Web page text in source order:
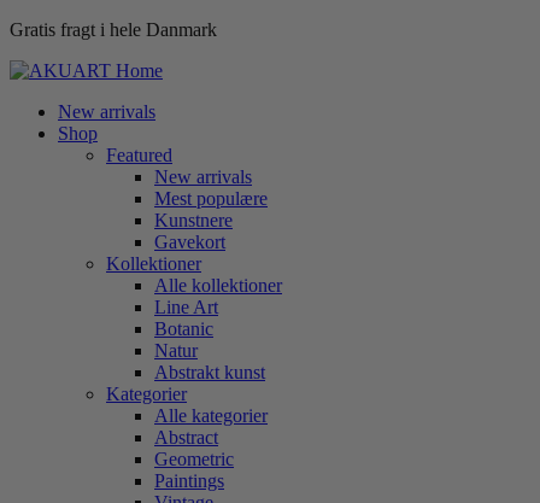
Gratis fragt i hele Danmark
New arrivals
Shop
Featured
New arrivals
Mest populære
Kunstnere
Gavekort
Kollektioner
Alle kollektioner
Line Art
Botanic
Natur
Abstrakt kunst
Kategorier
Alle kategorier
Abstract
Geometric
Paintings